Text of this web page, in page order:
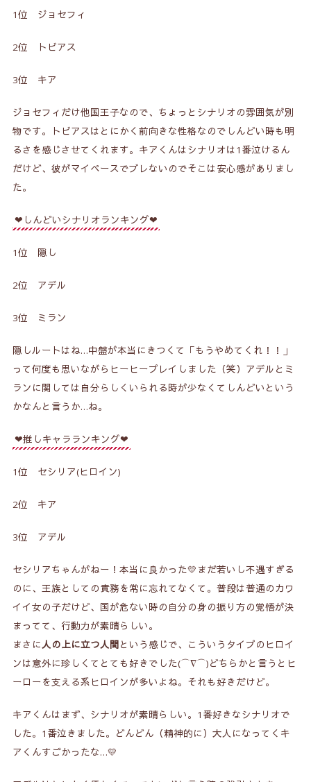
1位 ジョセフィ
2位 トビアス
3位 キア
ジョセフィだけ他国王子なので、ちょっとシナリオの雰囲気が別
物です。トビアスはとにかく前向きな性格なのでしんどい時も明
るさを感じさせてくれます。キアくんはシナリオは1番泣けるん
だけど、彼がマイペースでブレないのでそこは安心感がありまし
た。
❤しんどいシナリオランキング❤
1位 隠し
2位 アデル
3位 ミラン
隠しルートはね…中盤が本当にきつくて「もうやめてくれ！！」
って何度も思いながらヒーヒープレイしました（笑）アデルとミ
ランに関しては自分らしくいられる時が少なくてしんどいという
かなんと言うか…ね。
❤推しキャラランキング❤
1位 セシリア(ヒロイン)
2位 キア
3位 アデル
セシリアちゃんがねー！本当に良かった💛まだ若いし不遇すぎる
のに、王族としての責務を常に忘れてなくて。普段は普通のカワ
イイ女の子だけど、国が危ない時の自分の身の振り方の覚悟が決
まってて、行動力が素晴らしい。
まさに人の上に立つ人間 という感じで、こういうタイプのヒロイ
ンは意外に珍しくてとても好きでした(⌒∇⌒)どちらかと言うとヒ
ーローを支える系ヒロインが多いよね。それも好きだけど。
キアくんはまず、シナリオが素晴らしい。1番好きなシナリオで
した。1番泣きました。どんどん（精神的に）大人になってくキ
アくんすごかったな…💛